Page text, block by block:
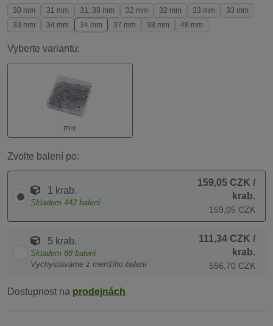
30 mm 31 mm 31; 38 mm 32 mm 32 mm 33 mm
33 mm
33 mm
34 mm 34 mm 37 mm 38 mm 48 mm
Vyberte variantu:
mix
Zvolte balení po:
1 krab.
Skladem 442 balení
159,05 CZK /
krab.
159,05 CZK
5 krab.
Skladem 88 balení
Vychystáváme z menšího balení
111,34 CZK /
krab.
556,70 CZK
Dostupnost na prodejnách